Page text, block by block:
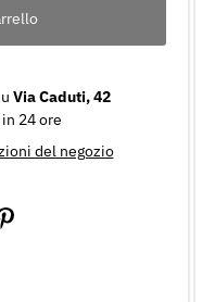
Via Caduti, 42
24 ore
del negozio